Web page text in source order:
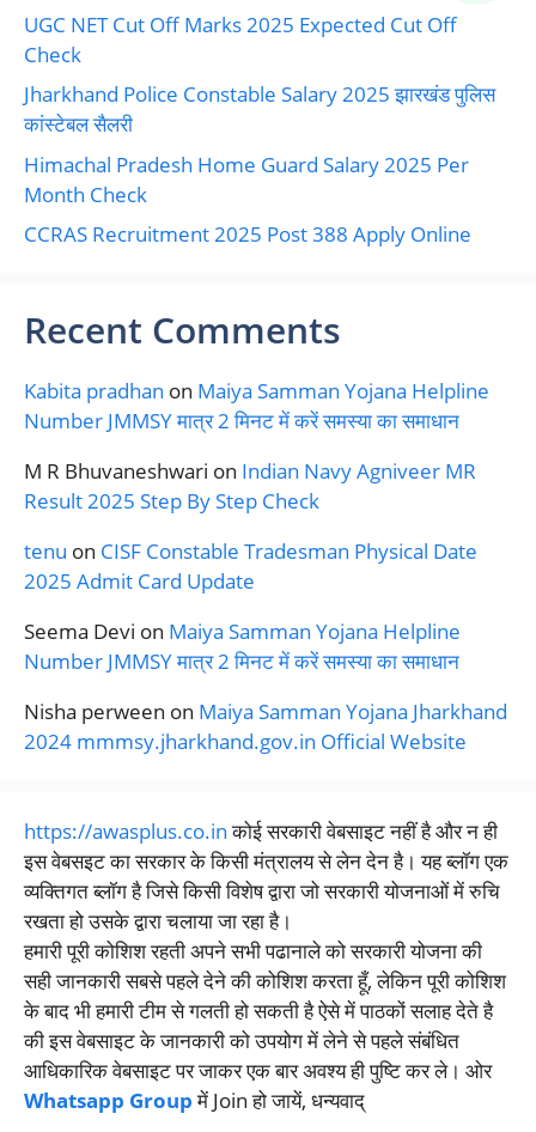
UGC NET Cut Off Marks 2025 Expected Cut Off
Check
Jharkhand Police Constable Salary 2025 झारखंड पुलिस
कांस्टेबल सैलरी
Himachal Pradesh Home Guard Salary 2025 Per
Month Check
CCRAS Recruitment 2025 Post 388 Apply Online
Recent Comments
Kabita pradhan on Maiya Samman Yojana Helpline
Number JMMSY मात्र 2 मिनट में करें समस्या का समाधान
M R Bhuvaneshwari on Indian Navy Agniveer MR
Result 2025 Step By Step Check
tenu on CISF Constable Tradesman Physical Date
2025 Admit Card Update
Seema Devi on Maiya Samman Yojana Helpline
Number JMMSY मात्र 2 मिनट में करें समस्या का समाधान
Nisha perween on Maiya Samman Yojana Jharkhand
2024 mmmsy.jharkhand.gov.in Official Website
https://awasplus.co.inकोई सरकारी वेबसाइट नहीं है और न ही
इस वेबसइट का सरकार के किसी मंत्रालय से लेन देन है। यह ब्लॉग एक
व्यक्तिगत ब्लॉग है जिसे किसी विशेष द्वारा जो सरकारी योजनाओं में रुचि
रखता हो उसके द्वारा चलाया जा रहा है।
हमारी पूरी कोशिश रहती अपने सभी पढानाले को सरकारी योजना की
सही जानकारी सबसे पहले देने की कोशिश करता हूँ, लेकिन पूरी कोशिश
के बाद भी हमारी टीम से गलती हो सकती है ऐसे में पाठकों सलाह देते है
की इस वेबसाइट के जानकारी को उपयोग में लेने से पहले संबंधित
आधिकारिक वेबसाइट पर जाकर एक बार अवश्य ही पुष्टि कर ले। ओर
Whatsapp Groupमें Join हो जायें, धन्यवाद्